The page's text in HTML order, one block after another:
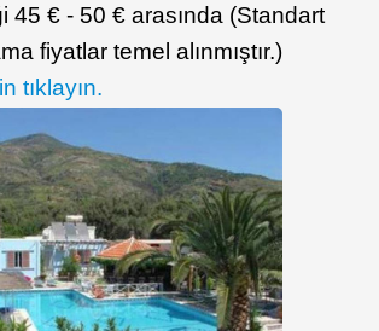
45 € - 50 € arasında (Standart
fiyatlar temel alınmıştır.)
tıklayın.